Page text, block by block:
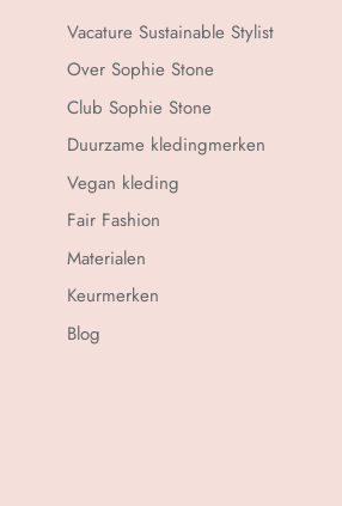
Vacature Sustainable Stylist
Over Sophie Stone
Club Sophie Stone
Duurzame kledingmerken
Vegan kleding
Fair Fashion
Materialen
Keurmerken
Blog